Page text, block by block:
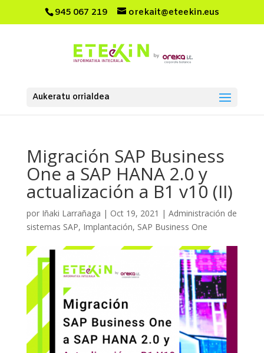
945 067 219 orekait@eteekin.eus
Aukeratu orrialdea
Migración SAP Business
One a SAP HANA 2.0 y
actualización a B1 v10 (II)
por Iñaki Larrañaga | Oct 19, 2021 | Administración de
sistemas SAP, Implantación, SAP Business One